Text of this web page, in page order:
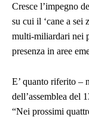
Cresce l’impegno
su cui il ‘cane a sei
multi-miliardari nei
presenza in aree
E’ quanto riferito –
dell’assemblea del
“Nei prossimi